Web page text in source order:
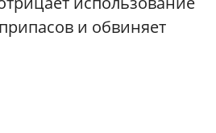
и обвиняет